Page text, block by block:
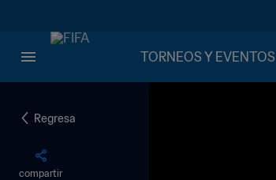
TORNEOS Y EVENTOS
Regresa
compartir